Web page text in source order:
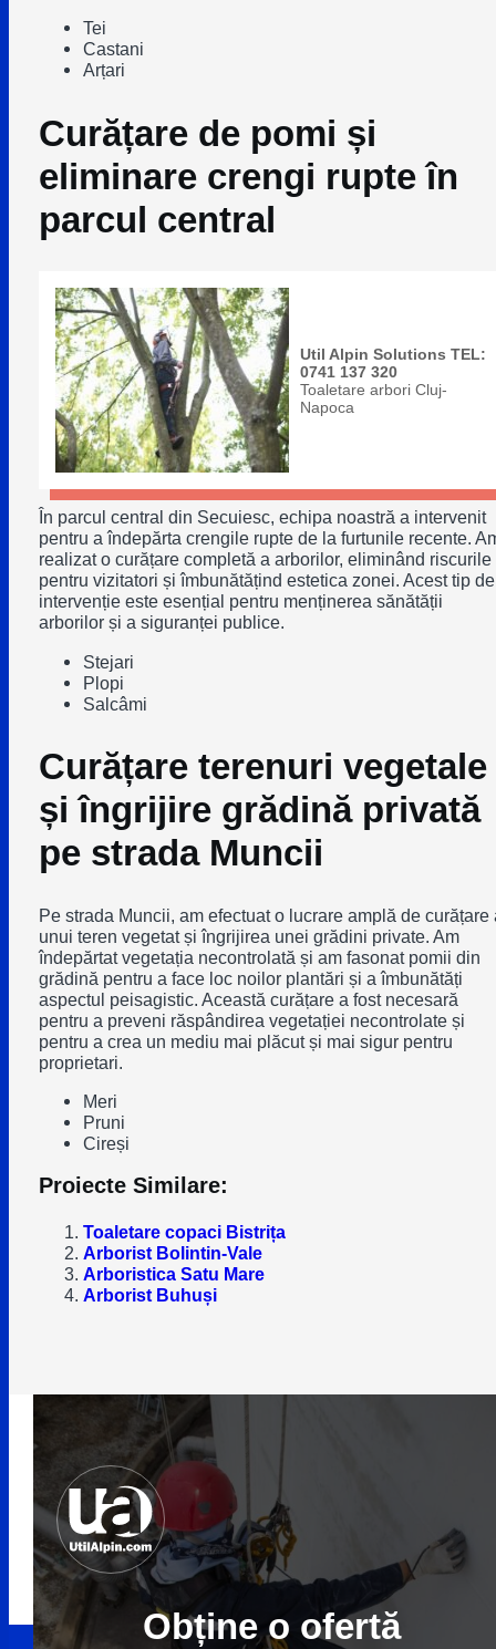
Tei
Castani
Arțari
Curățare de pomi și
eliminare crengi rupte în
parcul central
Util Alpin Solutions TEL:
0741 137 320
Toaletare arbori Cluj-
Napoca
În parcul central din Secuiesc, echipa noastră a intervenit
pentru a îndepărta crengile rupte de la furtunile recente.
realizat o curățare completă a arborilor, eliminând riscurile
pentru vizitatori și îmbunătățind estetica zonei. Acest tip de
intervenție este esențial pentru menținerea sănătății
arborilor și a siguranței publice.
Stejari
Plopi
Salcâmi
Curățare terenuri vegetale
și îngrijire grădină privată
pe strada Muncii
Pe strada Muncii, am efectuat o lucrare amplă de curățare
unui teren vegetat și îngrijirea unei grădini private. Am
îndepărtat vegetația necontrolată și am fasonat pomii din
grădină pentru a face loc noilor plantări și a îmbunătăți
aspectul peisagistic. Această curățare a fost necesară
pentru a preveni răspândirea vegetației necontrolate și
pentru a crea un mediu mai plăcut și mai sigur pentru
proprietari.
Meri
Pruni
Cireși
Proiecte Similare:
Toaletare copaci Bistrița
Arborist Bolintin-Vale
Arboristica Satu Mare
Arborist Buhuși
Obține o ofertă